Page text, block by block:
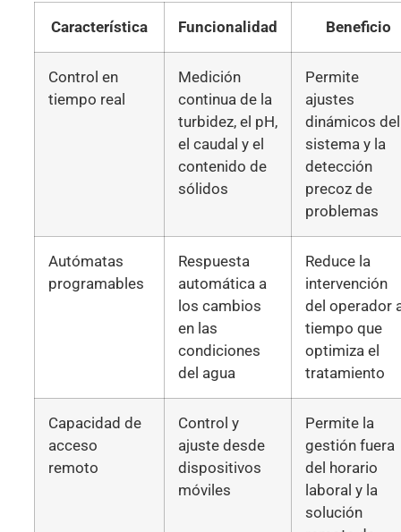
Característica Funcionalidad Beneficio
Control en
tiempo real
Medición
continua de la
turbidez, el pH,
el caudal y el
contenido de
sólidos
Permite
ajustes
dinámicos del
sistema y la
detección
precoz de
problemas
Autómatas
programables
Respuesta
automática a
los cambios
en las
condiciones
del agua
Reduce la
intervención
del operador
tiempo que
optimiza el
tratamiento
Capacidad de
acceso
remoto
Control y
ajuste desde
dispositivos
móviles
Permite la
gestión fuera
del horario
laboral y la
solución